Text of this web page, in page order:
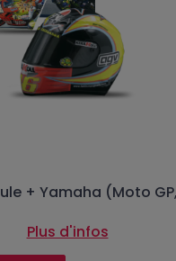
+ Yamaha (Moto
Plus d'infos